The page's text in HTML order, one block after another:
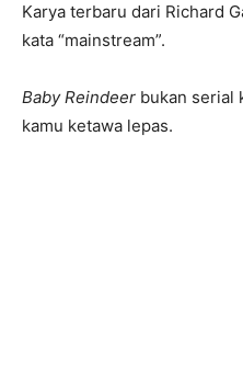
Karya terbaru dari Richard
kata “mainstream”.
Baby Reindeer bukan serial
kamu ketawa lepas.